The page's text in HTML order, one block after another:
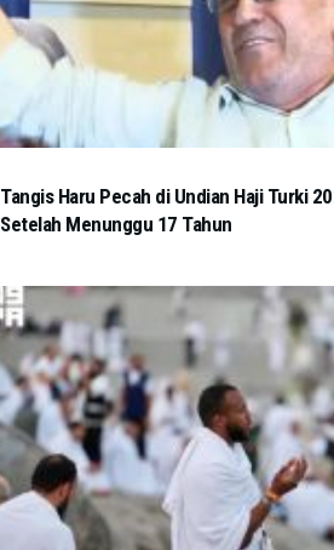
Tangis Haru Pecah di Undian Haji Turki
Setelah Menunggu 17 Tahun